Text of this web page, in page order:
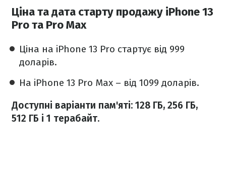
Ціна та дата старту продажу iPhone 13
Pro та Pro Max
Ціна на iPhone 13 Pro стартує від 999
доларів.
На iPhone 13 Pro Max – від 1099 доларів.
Доступні варіанти пам'яті: 128 ГБ, 256 ГБ,
512 ГБ і 1 терабайт.